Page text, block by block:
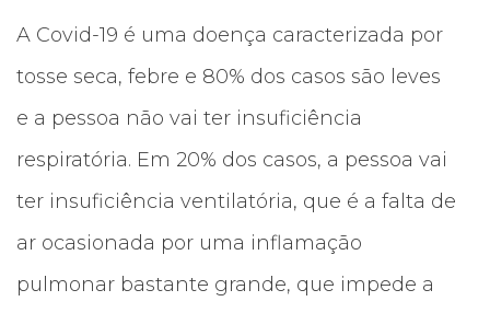
A Covid-19 é uma doença caracterizada por
tosse seca, febre e 80% dos casos são leves
e a pessoa não vai ter insuficiência
respiratória. Em 20% dos casos, a pessoa vai
ter insuficiência ventilatória, que é a falta de
ar ocasionada por uma inflamação
pulmonar bastante grande, que impede a